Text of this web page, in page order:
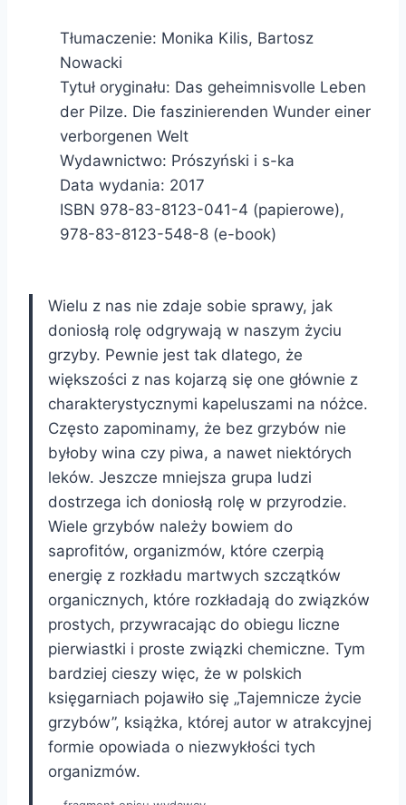
Tłumaczenie: Monika Kilis, Bartosz
Nowacki
Tytuł oryginału: Das geheimnisvolle Leben
der Pilze. Die faszinierenden Wunder einer
verborgenen Welt
Wydawnictwo: Prószyński i s-ka
Data wydania: 2017
ISBN 978-83-8123-041-4 (papierowe),
978-83-8123-548-8 (e-book)
Wielu z nas nie zdaje sobie sprawy, jak
doniosłą rolę odgrywają w naszym życiu
grzyby. Pewnie jest tak dlatego, że
większości z nas kojarzą się one głównie z
charakterystycznymi kapeluszami na nóżce.
Często zapominamy, że bez grzybów nie
byłoby wina czy piwa, a nawet niektórych
leków. Jeszcze mniejsza grupa ludzi
dostrzega ich doniosłą rolę w przyrodzie.
Wiele grzybów należy bowiem do
saprofitów, organizmów, które czerpią
energię z rozkładu martwych szczątków
organicznych, które rozkładają do związków
prostych, przywracając do obiegu liczne
pierwiastki i proste związki chemiczne. Tym
bardziej cieszy więc, że w polskich
księgarniach pojawiło się „Tajemnicze życie
grzybów”, książka, której autor w atrakcyjnej
formie opowiada o niezwykłości tych
organizmów.